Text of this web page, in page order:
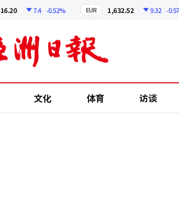
7.4 -0.52% EUR 1,632.52 9.32 -0.57%
文化 体育 访谈